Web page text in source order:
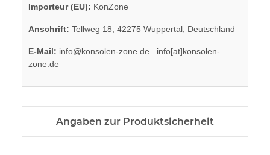
Importeur (EU): KonZone
Anschrift: Tellweg 18, 42275 Wuppertal, Deutschland
E-Mail: info@konsolen-zone.de
info[at]konsolen-
zone.de
Angaben zur Produktsicherheit